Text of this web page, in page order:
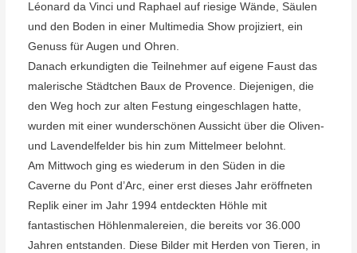
Léonard da Vinci und Raphael auf riesige Wände, Säulen
und den Boden in einer Multimedia Show projiziert, ein
Genuss für Augen und Ohren.
Danach erkundigten die Teilnehmer auf eigene Faust das
malerische Städtchen Baux de Provence. Diejenigen, die
den Weg hoch zur alten Festung eingeschlagen hatte,
wurden mit einer wunderschönen Aussicht über die Oliven-
und Lavendelfelder bis hin zum Mittelmeer belohnt.
Am Mittwoch ging es wiederum in den Süden in die
Caverne du Pont d’Arc, einer erst dieses Jahr eröffneten
Replik einer im Jahr 1994 entdeckten Höhle mit
fantastischen Höhlenmalereien, die bereits vor 36.000
Jahren entstanden. Diese Bilder mit Herden von Tieren, in